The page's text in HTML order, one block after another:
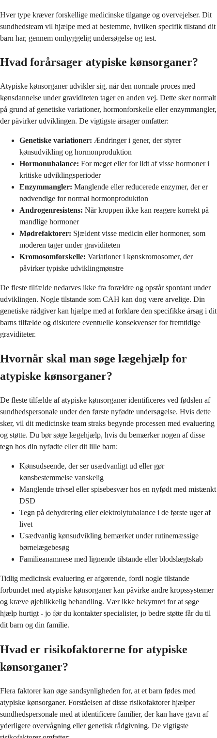
Hver type kræver forskellige medicinske tilgange og overvejelser. Dit
sundhedsteam vil hjælpe med at bestemme, hvilken specifik tilstand dit
barn har, gennem omhyggelig undersøgelse og test.
Hvad forårsager atypiske kønsorganer?
Atypiske kønsorganer udvikler sig, når den normale proces med
kønsdannelse under graviditeten tager en anden vej. Dette sker normalt
på grund af genetiske variationer, hormonforskelle eller enzymmangler,
der påvirker udviklingen. De vigtigste årsager omfatter:
Genetiske variationer: Ændringer i gener, der styrer
kønsudvikling og hormonproduktion
Hormonubalance: For meget eller for lidt af visse hormoner i
kritiske udviklingsperioder
Enzymmangler: Manglende eller reducerede enzymer, der er
nødvendige for normal hormonproduktion
Androgenresistens: Når kroppen ikke kan reagere korrekt på
mandlige hormoner
Mødrefaktorer: Sjældent visse medicin eller hormoner, som
moderen tager under graviditeten
Kromosomforskelle: Variationer i kønskromosomer, der
påvirker typiske udviklingmønstre
De fleste tilfælde nedarves ikke fra forældre og opstår spontant under
udviklingen. Nogle tilstande som CAH kan dog være arvelige. Din
genetiske rådgiver kan hjælpe med at forklare den specifikke årsag i dit
barns tilfælde og diskutere eventuelle konsekvenser for fremtidige
graviditeter.
Hvornår skal man søge lægehjælp for
atypiske kønsorganer?
De fleste tilfælde af atypiske kønsorganer identificeres ved fødslen af
sundhedspersonale under den første nyfødte undersøgelse. Hvis dette
sker, vil dit medicinske team straks begynde processen med evaluering
og støtte. Du bør søge lægehjælp, hvis du bemærker nogen af disse
tegn hos din nyfødte eller dit lille barn:
Kønsudseende, der ser usædvanligt ud eller gør
kønsbestemmelse vanskelig
Manglende trivsel eller spisebesvær hos en nyfødt med mistænkt
DSD
Tegn på dehydrering eller elektrolytubalance i de første uger af
livet
Usædvanlig kønsudvikling bemærket under rutinemæssige
børnelægebesøg
Familieanamnese med lignende tilstande eller blodslægtskab
Tidlig medicinsk evaluering er afgørende, fordi nogle tilstande
forbundet med atypiske kønsorganer kan påvirke andre kropssystemer
og kræve øjeblikkelig behandling. Vær ikke bekymret for at søge
hjælp hurtigt - jo før du kontakter specialister, jo bedre støtte får du til
dit barn og din familie.
Hvad er risikofaktorerne for atypiske
kønsorganer?
Flera faktorer kan øge sandsynligheden for, at et barn fødes med
atypiske kønsorganer. Forståelsen af disse risikofaktorer hjælper
sundhedspersonale med at identificere familier, der kan have gavn af
yderligere overvågning eller genetisk rådgivning. De vigtigste